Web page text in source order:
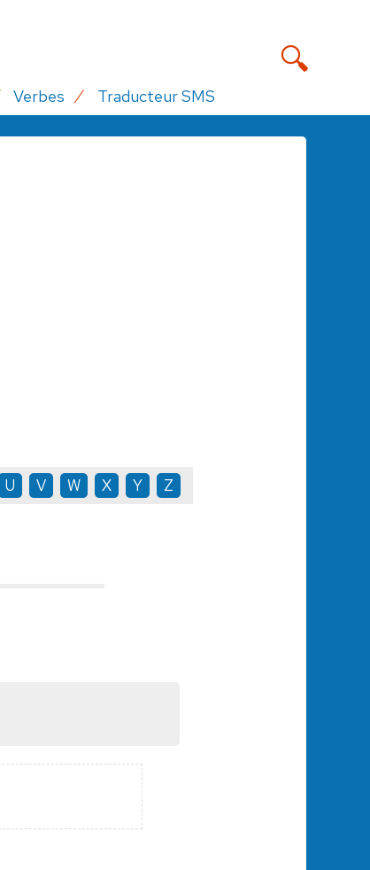
Verbes Traducteur SMS
U V W X Y Z